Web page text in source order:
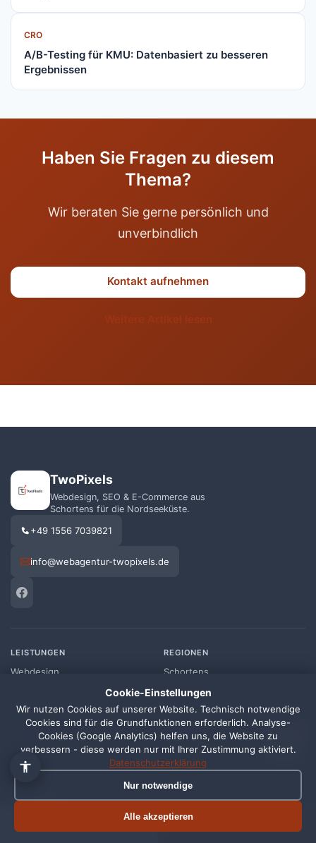
CRO
A/B-Testing für KMU: Datenbasiert zu besseren
Ergebnissen
Haben Sie Fragen zu diesem
Thema?
Wir beraten Sie gerne persönlich und
unverbindlich
Kontakt aufnehmen
TwoPixels
Webdesign, SEO & E-Commerce aus
Schortens für die Nordseeküste.
+49 1556 7039821
info@webagentur-twopixels.de
LEISTUNGEN
Webdesign
SEO
Shopify
Online Shop
Grafikdesign
Wartungspakete
REGIONEN
Schortens
Wilhelmshaven
Oldenburg
Friesland
Cookie-Einstellungen
Wir nutzen Cookies auf unserer Website. Technisch notwendige
Cookies sind für die Grundfunktionen erforderlich. Analyse-
Cookies (Google Analytics) helfen uns, die Website zu
verbessern - diese werden nur mit Ihrer Zustimmung aktiviert.
Datenschutzerklärung
Nur notwendige
Alle akzeptieren
👋 Hallo, ich bin Pixi!
einfach, ich antworte sofort.